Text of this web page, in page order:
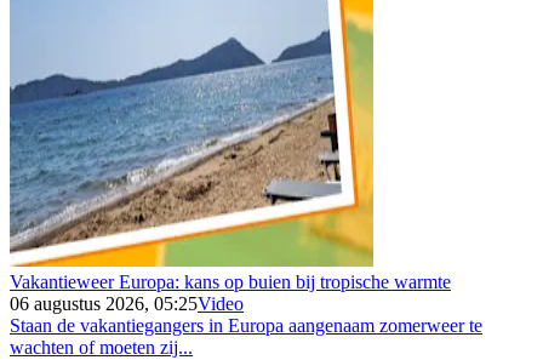
Vakantieweer Europa: kans op buien bij tropische warmte
06 augustus 2026, 05:25Video
Staan de vakantiegangers in Europa aangenaam zomerweer te
wachten of moeten zij...